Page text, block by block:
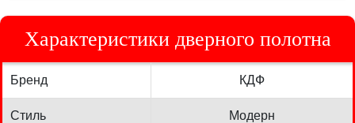
Характеристики дверного полотна
Бренд КДФ
Стиль Модерн